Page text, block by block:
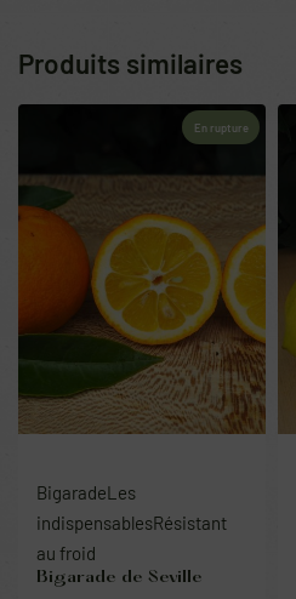
Produits similaires
En rupture
BigaradeLes
indispensablesRésistant
au froid
Bigarade de Seville